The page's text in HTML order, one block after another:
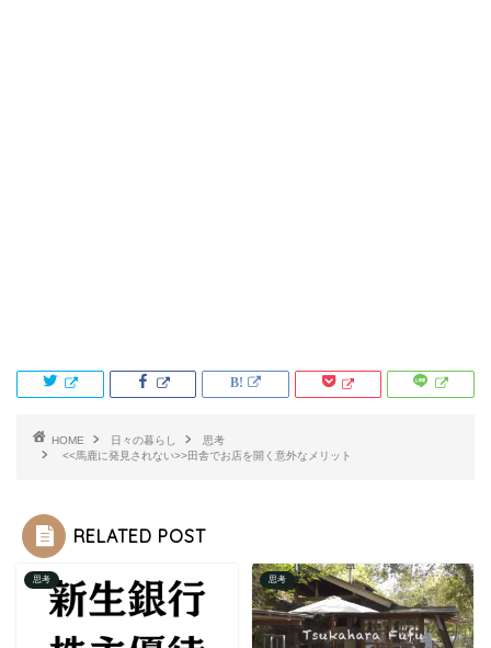
HOME 日々の暮らし
思考
<<馬鹿に発見されない>>田舎でお店を開く意外なメリット
RELATED POST
思考 思考